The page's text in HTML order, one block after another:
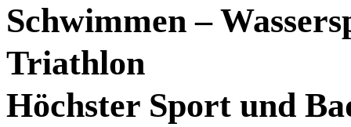
Schwimmen –
Triathlon
Höchster Sport und